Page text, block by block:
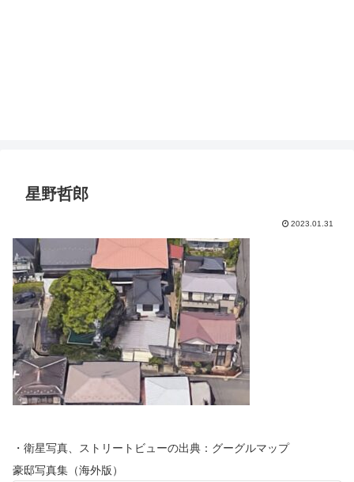
星野哲郎
2023.01.31
・衛星写真、ストリートビューの出典：グーグルマップ
豪邸写真集（海外版）